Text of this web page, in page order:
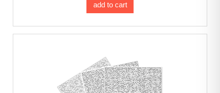
add to cart